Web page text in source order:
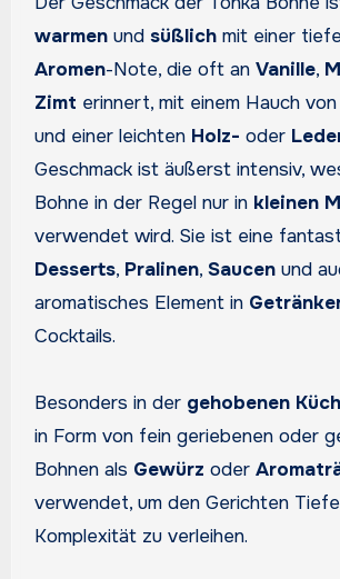
warmenund süßlichmit einer
Aromen-Note, die oft an Vanille,
Zimt erinnert, mit einem Hauch von
und einer leichten Holz- oder
Geschmack ist äußerst intensiv,
Bohne in der Regel nur in kleinen
verwendet wird. Sie ist eine
Desserts, Pralinen, Saucenund
aromatisches Element in
Cocktails.
Besonders in der gehobenen
in Form von fein geriebenen oder
Bohnen als Gewürz oder
verwendet, um den Gerichten
Komplexität zu verleihen.